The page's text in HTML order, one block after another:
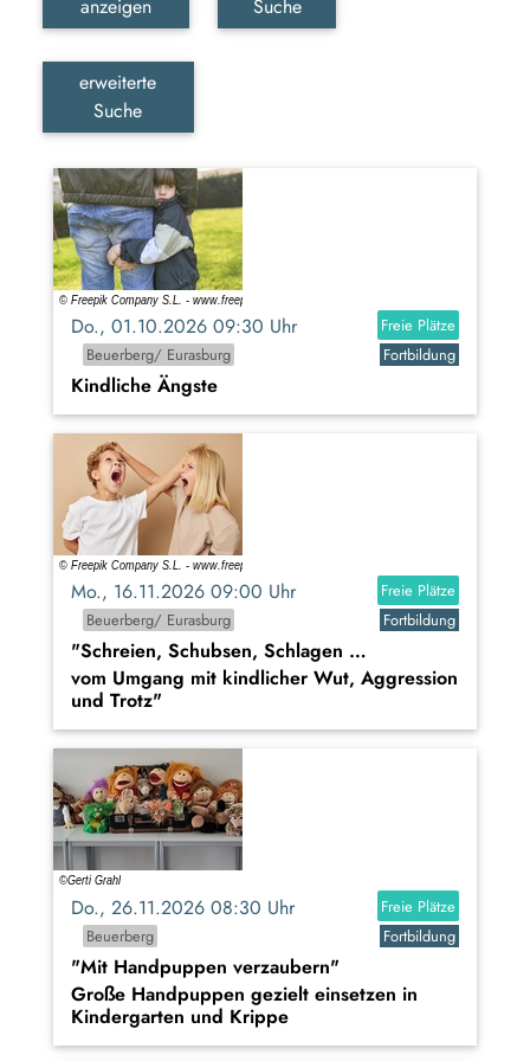
anzeigen Suche
erweiterte
Suche
Do., 01.10.2026 09:30 Uhr
Freie Plätze
Beuerberg/ Eurasburg
Fortbildung
Kindliche Ängste
Mo., 16.11.2026 09:00 Uhr
Freie Plätze
Beuerberg/ Eurasburg
Fortbildung
"Schreien, Schubsen, Schlagen …
vom Umgang mit kindlicher Wut, Aggression
und Trotz"
Do., 26.11.2026 08:30 Uhr
Freie Plätze
Beuerberg
Fortbildung
"Mit Handpuppen verzaubern"
Große Handpuppen gezielt einsetzen in
Kindergarten und Krippe